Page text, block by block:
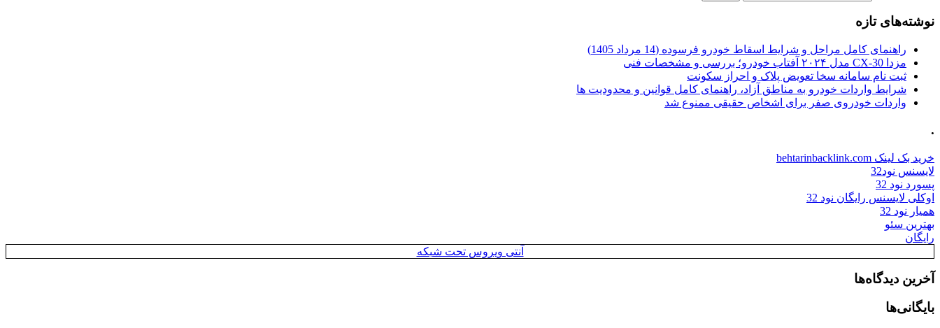
نوشته‌های تازه
راهنمای کامل مراحل و شرایط اسقاط خودرو فرسوده (14 مرداد 1405)
مزدا CX-30 مدل ۲۰۲۴ آفتاب خودرو؛ بررسی و مشخصات فنی
ثبت نام سامانه سخا تعویض پلاک و احراز سکونت
شرایط واردات خودرو به مناطق آزاد، راهنمای کامل قوانین و محدودیت ها
واردات خودروی صفر برای اشخاص حقیقی ممنوع شد
.
خرید بک لینک behtarinbacklink.com
لایسنس نود32
پسورد نود 32
اوکلی لایسنس رایگان نود 32
همیار نود 32
بهترین سئو
رایگان
آنتی ویروس تحت شبکه
آخرین دیدگاه‌ها
بایگانی‌ها